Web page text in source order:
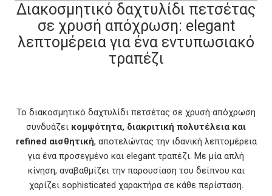
Διακοσμητικό δαχτυλίδι πετσέτας
σε χρυσή απόχρωση: elegant
λεπτομέρεια για ένα εντυπωσιακό
τραπέζι
Το διακοσμητικό δαχτυλίδι πετσέτας σε χρυσή απόχρωση
συνδυάζει κομψότητα, διακριτική πολυτέλεια και
refined αισθητική, αποτελώντας την ιδανική λεπτομέρεια
για ένα προσεγμένο και elegant τραπέζι. Με μία απλή
κίνηση, αναβαθμίζει την παρουσίαση του δείπνου και
χαρίζει sophisticated χαρακτήρα σε κάθε περίσταση.